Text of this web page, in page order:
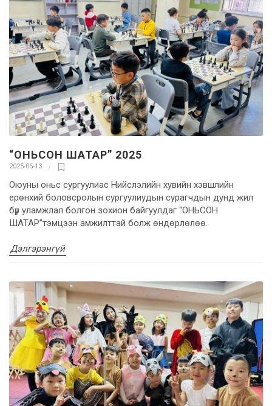
“ОНЬСОН ШАТАР” 2025
2025-05-13
Оюуны оньс сургуулиас Нийслэлийн хувийн хэвшлийн
ерөнхий боловсролын сургуулиудын сурагчдын дунд жил
бүр уламжлал болгон зохион байгуулдаг “ОНЬСОН
ШАТАР”тэмцээн амжилттай болж өндөрлөлөө.
Дэлгэрэнгүй